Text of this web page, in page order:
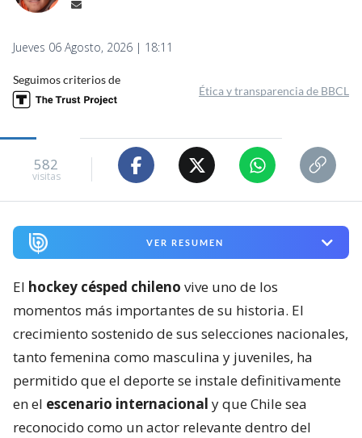
Jueves 06 Agosto, 2026 | 18:11
Seguimos criterios de
Ética y transparencia de BBCL
582
visitas
VER RESUMEN
El hockey césped chileno vive uno de los
momentos más importantes de su historia. El
crecimiento sostenido de sus selecciones nacionales,
tanto femenina como masculina y juveniles, ha
permitido que el deporte se instale definitivamente
en el escenario internacional y que Chile sea
reconocido como un actor relevante dentro del